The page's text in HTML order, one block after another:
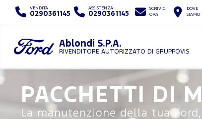
VENDITA
0290361145
ASSISTENZA
0290361145
SCRIVICI
ORA
DOVE
SIAMO
Ablondi S.P.A.
RIVENDITORE AUTORIZZATO DI GRUPPOVIS
PACCHETTI DI
La manutenzione della tua